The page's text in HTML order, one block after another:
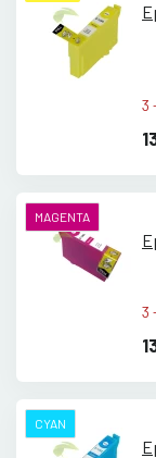
3
MAGENTA
3
CYAN